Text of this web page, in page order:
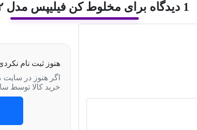
1 دیدگاه برای مخلوط کن فیلیپس مدل HR۲۱۰۲
هنوز ثبت نام
اگر هنوز در سایت
خرید کالا توسط